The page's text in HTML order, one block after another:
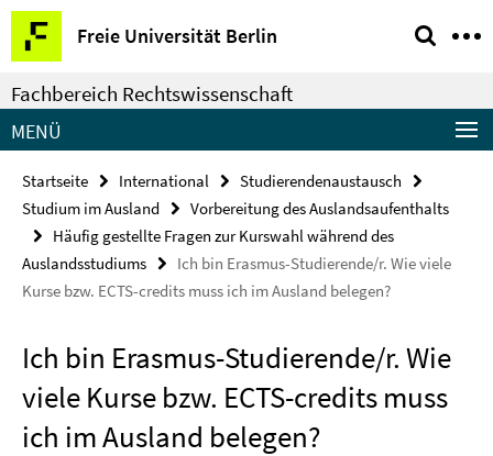
Springe
direkt
zu
Inhalt
Freie Universität Berlin
Service-
Navigation
Fachbereich Rechtswissenschaft
MENÜ
Startseite International
Studierendenaustausch
Studium im Ausland
Vorbereitung des Auslandsaufenthalts
Häufig gestellte Fragen zur Kurswahl während des
Auslandsstudiums
Ich bin Erasmus-Studierende/r. Wie viele
Kurse bzw. ECTS-credits muss ich im Ausland belegen?
Ich bin Erasmus-Studierende/r. Wie
viele Kurse bzw. ECTS-credits muss
ich im Ausland belegen?